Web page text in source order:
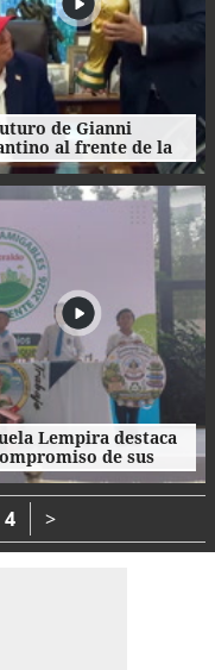
de Gianni
al frente de la
enfrenta
Lempira destaca
de sus
con el cuidado del
ambiente
4 >